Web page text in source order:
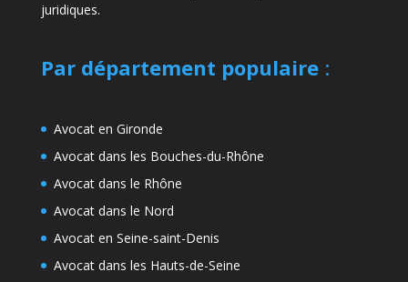
juridiques.
Par département populaire:
Avocat en Gironde
Avocat dans les Bouches-du-Rhône
Avocat dans le Rhône
Avocat dans le Nord
Avocat en Seine-saint-Denis
Avocat dans les Hauts-de-Seine